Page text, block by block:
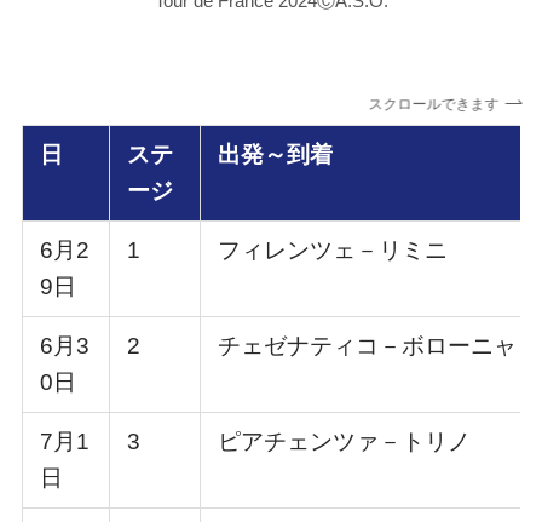
スクロールできます
日
ステ
ージ
出発～到着
6月2
9日
1 フィレンツェ－リミニ
6月3
0日
2 チェゼナティコ－ボローニャ
7月1
日
3 ピアチェンツァ－トリノ